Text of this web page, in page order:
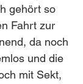
gehört so
Fahrt zur
da noch
und die
mit Sekt,